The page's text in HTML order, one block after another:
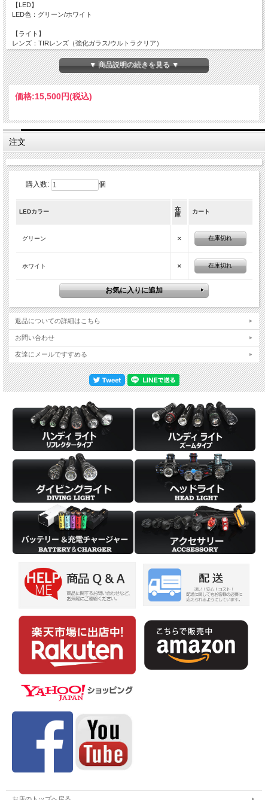
【LED】
LED色：グリーン/ホワイト
【ライト】
レンズ：TIRレンズ（強化ガラス/ウルトラクリア）
【レベル/光度/ランタイム】
WHITE
Firefly / 1lms/62日
Low / 100ms/ 30時間5分 / 223M /12432cd
Mid1/ 300lms/ 9時間45分 / 380M /36100cd
High/ 1200lms/ 1時間38分 / 769M / 147840cd
Turbo/ 2200lms-1600lms-1200lms/ 1分50秒-10分-1時間26分 /1083M /293222cd
Strobe/ 1100lms /2時間47分
GREEN
Firefly / 2lms/ 94日
Mid1/ 330lms/ 12時間
Turbo/ 2200lms/ 1時間30分
※ ACEBEAM 18650リチウムイオンバッテリー基準
【防帯熱】ヘッド部銅板使用、ヒレ彫刻
【テールスイッチ】
シンプルクリック：ON/OFF
ロングプレス：モード切替
【バッテリー】21700リチウムイオン電池×1本
・ACEBEAM/L19(バッテリー装着)
・ライトケース
・ストラップ
・USBケーブル
・スイッチシリコンのスペア
・保証書、説明書
▼ 商品説明の続きを見る ▼
価格:15,500円(税込)
注文
購入数: 個
LEDカラー
在
庫
カート
グリーン × 在庫切れ
ホワイト × 在庫切れ
返品についての詳細はこちら
お問い合わせ
友達にメールですすめる